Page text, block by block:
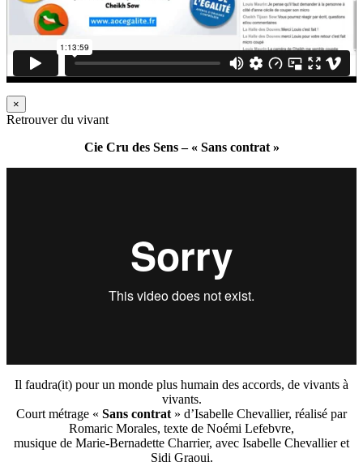
×
Retrouver du vivant
Cie Cru des Sens – « Sans contrat »
Il faudra(it) pour un monde plus humain des accords, de vivants à
vivants.
Court métrage « Sans contrat » d’Isabelle Chevallier, réalisé par
Romaric Morales, texte de Noémi Lefebvre,
musique de Marie-Bernadette Charrier, avec Isabelle Chevallier et
Sidi Graoui.